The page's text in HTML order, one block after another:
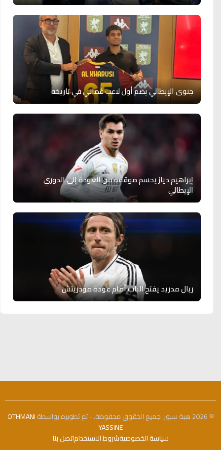
جنوى الإيطالي يضم أول لاعب عُماني في تاريخه
إبراهيم دياز يحسم موقفه من العودة إلى الدوري
الإيطالي
ريال مدريد يفتح الباب أمام عودة مودريتش
© 2026 هبة سبور. جميع الحقوق محفوظة. - تم تطويره بواسطة
OTHMANI
YASSINE
سياسة الخصوصيةشروط الاستخداماتصل بنا